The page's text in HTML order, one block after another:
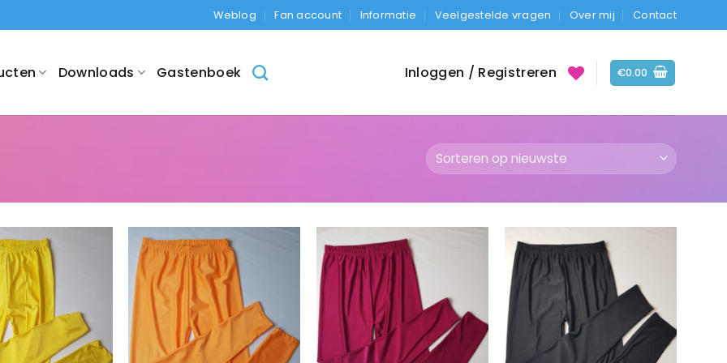
Weblog Fan account Informatie Veelgestelde vragen Over mij Contact
Downloads Gastenboek Inloggen / Registreren €0.00